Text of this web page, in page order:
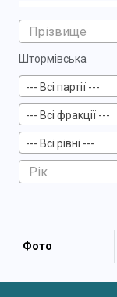
Штормівська
--- Всі партії ---
--- Всі фракції ---
--- Всі рівні ---
Фото